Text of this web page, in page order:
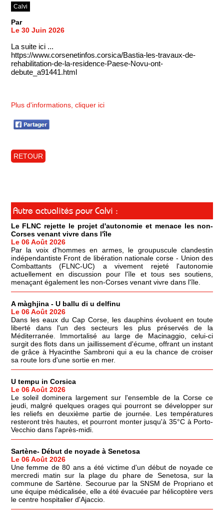
Calvi
Par
Le 30 Juin 2026
La suite ici ...
https://www.corsenetinfos.corsica/Bastia-les-travaux-de-
rehabilitation-de-la-residence-Paese-Novu-ont-
debute_a91441.html
Plus d'informations, cliquer ici
RETOUR
Autre actualités pour Calvi :
Le FLNC rejette le projet d'autonomie et menace les non-
Corses venant vivre dans l'île
Le 06 Août 2026
Par la voix d'hommes en armes, le groupuscule clandestin
indépendantiste Front de libération nationale corse - Union des
Combattants (FLNC-UC) a vivement rejeté l'autonomie
actuellement en discussion pour l'île et tous ses soutiens,
menaçant également les non-Corses venant vivre dans l'île.
A màghjina - U ballu di u delfinu
Le 06 Août 2026
Dans les eaux du Cap Corse, les dauphins évoluent en toute
liberté dans l'un des secteurs les plus préservés de la
Méditerranée. Immortalisé au large de Macinaggio, celui-ci
surgit des flots dans un jaillissement d'écume, offrant un instant
de grâce à Hyacinthe Sambroni qui a eu la chance de croiser
sa route lors d'une sortie en mer.
U tempu in Corsica
Le 06 Août 2026
Le soleil dominera largement sur l'ensemble de la Corse ce
jeudi, malgré quelques orages qui pourront se développer sur
les reliefs en deuxième partie de journée. Les températures
resteront très hautes, et pourront monter jusqu'à 35°C à Porto-
Vecchio dans l'après-midi.
Sartène- Début de noyade à Senetosa
Le 06 Août 2026
Une femme de 80 ans a été victime d'un début de noyade ce
mercredi matin sur la plage du phare de Senetosa, sur la
commune de Sartène. Secourue par la SNSM de Propriano et
une équipe médicalisée, elle a été évacuée par hélicoptère vers
le centre hospitalier d'Ajaccio.